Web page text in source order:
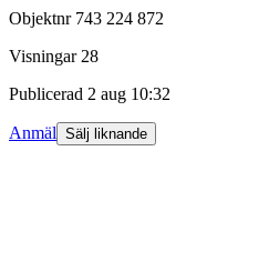
Objektnr 743 224 872
Visningar 28
Publicerad 2 aug 10:32
Anmäl Sälj liknande